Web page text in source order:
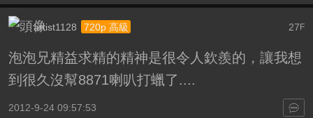
27F
artist1128 720p 高級
泡泡兄精益求精的精神是很令人欽羨的，讓我想
到很久沒幫8871喇叭打蠟了....
2012-9-24 09:57:53